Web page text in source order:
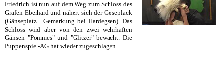
Platz
Friedrich ist nun auf dem Weg zum Schloss des
Grafen Eberhard und nähert sich der Goseplack
(Gänseplatz... Gemarkung bei Hardegsen). Das
Schloss wird aber von den zwei wehrhaften
Gänsen "Pommes" und "Glitzer" bewacht. Die
Puppenspiel-AG hat wieder zugeschlagen...